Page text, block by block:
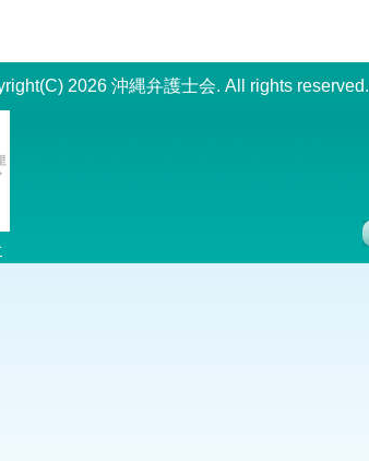
2026 沖縄弁護士会. All rights reserved.